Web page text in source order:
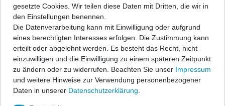
Passform-Fußmatten:
- passgenau nach Form des Fußraums
- hochwertige, strapazierfähige Velourqualität (ca. 600g/m²) mit
- Antirutsch-Schutz auf der Unterseite
Befestigungssystem, oder im Lieferumfang befinden sich
entsprechende Befestigungsteile zur Fixierung der Matten, wenn
gesetzte Cookies. Wir teilen diese Daten mit Dritten, die wir in
den Einstellungen benennen.
Die Datenverarbeitung kann mit Einwilligung oder aufgrund
eines berechtigten Interesses erfolgen. Die Zustimmung kann
erteilt oder abgelehnt werden. Es besteht das Recht, nicht
einzuwilligen und die Einwilligung zu einem späteren Zeitpunkt
zu ändern oder zu widerrufen. Beachten Sie unser Impressum
und weitere Hinweise zur Verwendung personenbezogener
Daten in unserer Daten­schutz­erklärung